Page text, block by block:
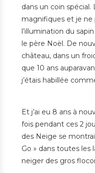
dans un coin
magnifiques et je ne
l’illumination du
le père Noël. De
château, dans un
que 10 ans
j’étais habillée
Et j’ai eu 8 ans à
fois pendant ces 2
des Neige se
Go » dans toutes les
neiger des gros